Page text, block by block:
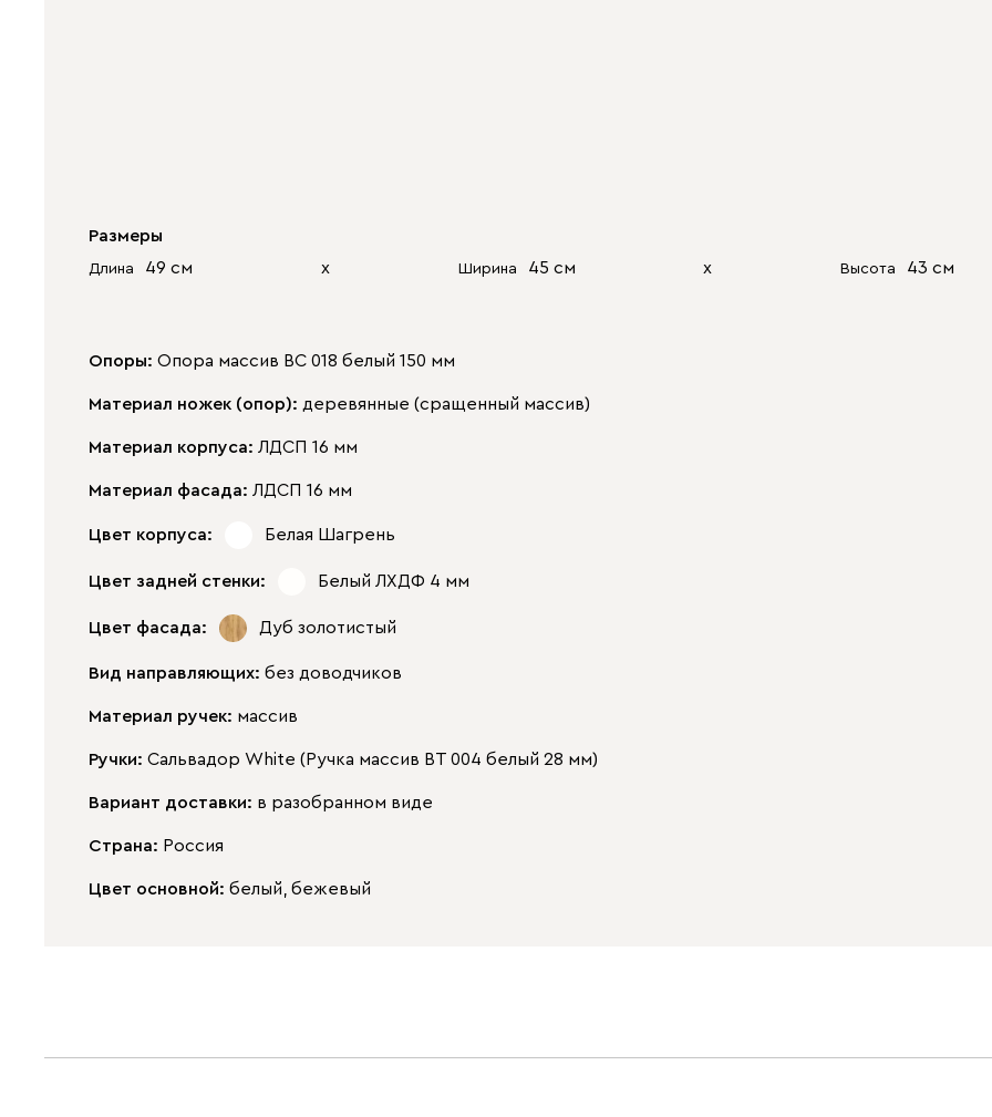
Размеры
Длина 49 см х Ширина 45 см х Высота 43 см
Опоры: Опора массив ВС 018 белый 150 мм
Материал ножек (опор): деревянные (сращенный массив)
Материал корпуса: ЛДСП 16 мм
Материал фасада: ЛДСП 16 мм
Цвет корпуса: Белая Шагрень
Цвет задней стенки: Белый ЛХДФ 4 мм
Цвет фасада: Дуб золотистый
Вид направляющих: без доводчиков
Материал ручек: массив
Ручки: Сальвадор White (Ручка массив ВТ 004 белый 28 мм)
Вариант доставки: в разобранном виде
Страна: Россия
Цвет основной: белый, бежевый